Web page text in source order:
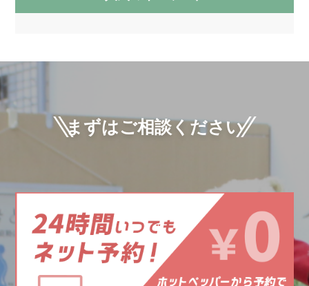
まずはご相談ください